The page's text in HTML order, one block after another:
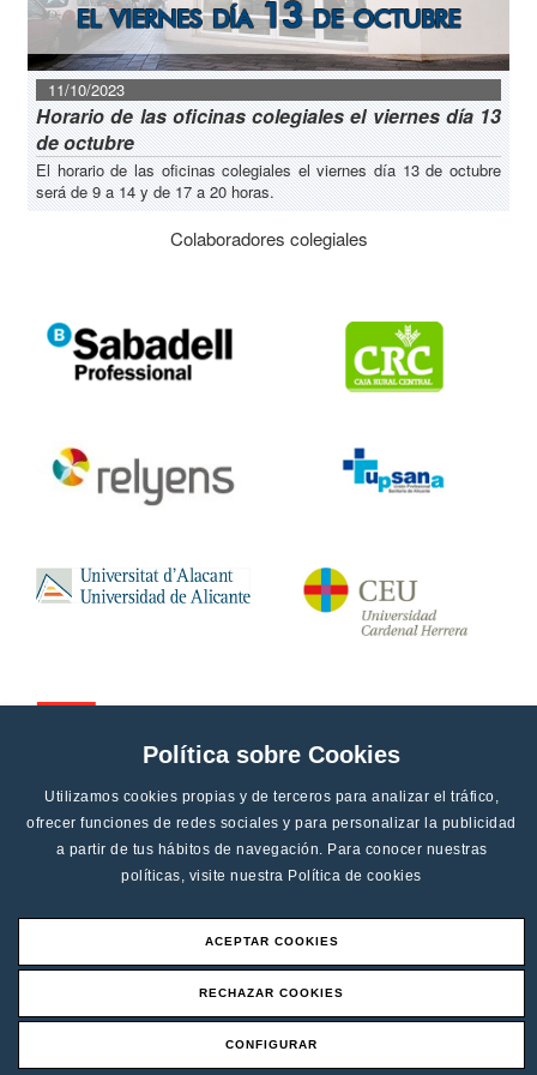
Política sobre Cookies
Utilizamos cookies propias y de terceros para analizar el tráfico,
ofrecer funciones de redes sociales y para personalizar la publicidad
a partir de tus hábitos de navegación. Para conocer nuestras
políticas, visite nuestra Política de cookies
ACEPTAR COOKIES
RECHAZAR COOKIES
CONFIGURAR
11/10/2023
Horario de las oficinas colegiales el viernes día 13
de octubre
El horario de las oficinas colegiales el viernes día 13 de octubre
será de 9 a 14 y de 17 a 20 horas.
Colaboradores colegiales